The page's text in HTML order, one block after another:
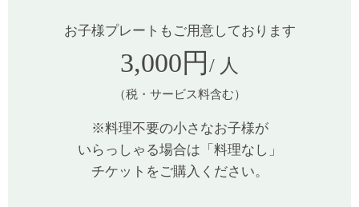
お子様プレートもご用意しております
3,000円 / 人
（税・サービス料含む）
※料理不要の小さなお子様が
いらっしゃる場合は「料理なし」
チケットをご購入ください。